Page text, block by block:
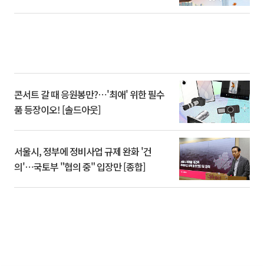
콘서트 갈 때 응원봉만?⋯'최애' 위한 필수
품 등장이오! [솔드아웃]
서울시, 정부에 정비사업 규제 완화 '건
의'⋯국토부 "협의 중" 입장만 [종합]